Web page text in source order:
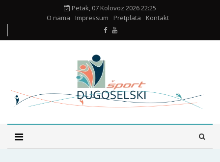
Petak, 07 Kolovoz 2026 22:25
O nama
Impressum Pretplata Kontakt